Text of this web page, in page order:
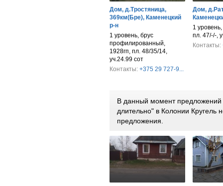
Дом, д.Тростяница,
369км(Бре), Каменецкий
р-н
1 уровень, брус
профилированный,
1928гп, пл. 48/35/14,
уч.24.99 сот
Контакты: +375 29 727-9...
Дом,
1
пл. 47/-/-,
Контакты:
В данный момент
длительно" в Колонии Кругель
предложения.